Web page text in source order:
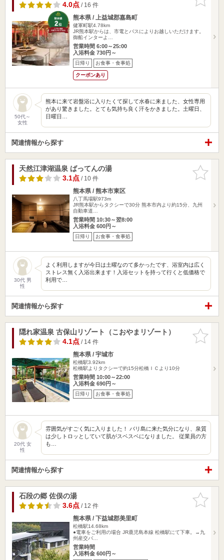
りに追加
4.0点/ 16 件
熊本県 / 上益城郡嘉島町
健軍町駅4.78km
JR熊本駅からは、市電とバスによりお越しいただけます。
御船インターよ…
営業時間 6:00～25:00
入浴料金 730円～
日帰り お食事・食事処
クーポンあり
50代～
女性
熊本に来て岩盤浴に入りたくて探して水春に来ました、女性専用
があり驚きました。とても気持ち良く汗をかきました。土曜日、
日曜日…
関連情報から探す
お気に入
りに追加
天然江津湖温泉 ばってんの湯
3.1点/ 10 件
熊本県 / 熊本市東区
八丁馬場駅973m
JR熊本駅からタクシーで30分 熊本市内より約15分、九州
自動車道…
営業時間 10:30～翌8:00
入浴料金 600円～
日帰り お食事・食事処
30代 男
性
よく利用しますが今日は土曜なのて多かったです、浴室内は広く
ストレス無く入浴出来ます！入浴セットを持って行くと低価格で
利用で…
関連情報から探す
お気に入
りに追加
隠れ家温泉 古保山リゾート（こおやまリゾート）
4.1点/ 14 件
熊本県 / 宇城市
松橋駅3.92km
松橋駅よりタクシーで約15分松橋ＩＣより10分
営業時間 10:00～22:00
入浴料金 690円～
日帰り お食事・食事処
20代 女
性
雰囲気がすごく気に入りました！ バリ島に来た気分になり、泉質
は少しトロッとしていて肌がスベスベになりました。 従業員の方
も…
関連情報から探す
お気に入
りに追加
石段の郷 佐俣の湯
3.6点/ 12 件
熊本県 / 下益城郡美里町
松橋駅14.68km
●電車をご利用の場合 JR鹿児島本線 松橋駅にて下車。→九
州産交バ…
営業時間
入浴料金 600円～